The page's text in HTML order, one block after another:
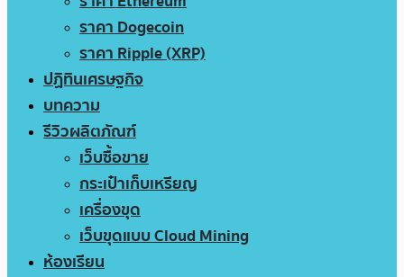
ราคา Dogecoin
ราคา Ripple (XRP)
ปฏิทินเศรษฐกิจ
บทความ
รีวิวผลิตภัณฑ์
เว็บซื้อขาย
กระเป๋าเก็บเหรียญ
เครื่องขุด
เว็บขุดแบบ Cloud Mining
ห้องเรียน